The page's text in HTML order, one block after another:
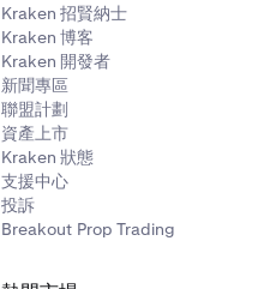
Kraken 招賢納士
Kraken 博客
Kraken 開發者
新聞專區
聯盟計劃
資產上市
Kraken 狀態
支援中心
投訴
Breakout Prop Trading